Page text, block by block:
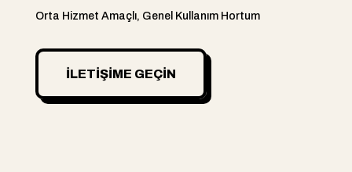
Orta Hizmet Amaçlı, Genel Kullanım Hortum
İLETIŞIME GEÇIN